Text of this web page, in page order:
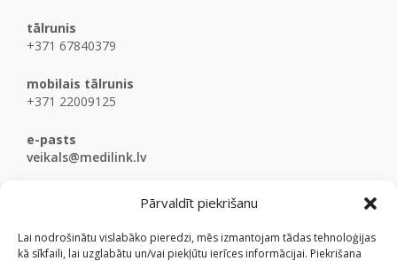
Pārvaldīt piekrišanu
Lai nodrošinātu vislabāko pieredzi, mēs izmantojam tādas tehnoloģijas
kā sīkfaili, lai uzglabātu un/vai piekļūtu ierīces informācijai. Piekrišana
tālrunis
+371 67840379
mobilais tālrunis
+371 22009125
e-pasts
veikals@medilink.lv